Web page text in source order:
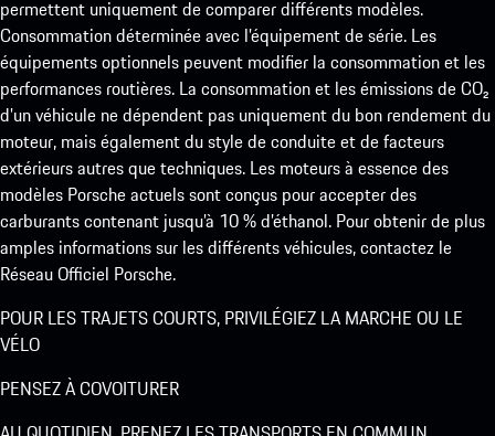
permettent uniquement de comparer différents modèles.
Consommation déterminée avec l’équipement de série. Les
équipements optionnels peuvent modifier la consommation et les
performances routières. La consommation et les émissions de CO₂
d’un véhicule ne dépendent pas uniquement du bon rendement du
moteur, mais également du style de conduite et de facteurs
extérieurs autres que techniques. Les moteurs à essence des
modèles Porsche actuels sont conçus pour accepter des
carburants contenant jusqu’à 10 % d’éthanol. Pour obtenir de plus
amples informations sur les différents véhicules, contactez le
Réseau Officiel Porsche.
POUR LES TRAJETS COURTS, PRIVILÉGIEZ LA MARCHE OU LE
VÉLO
PENSEZ À COVOITURER